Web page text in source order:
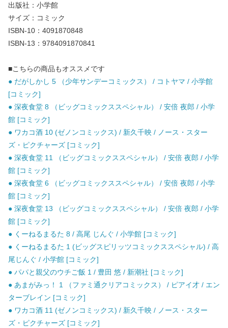
出版社：小学館
サイズ：コミック
ISBN-10：4091870848
ISBN-13：9784091870841
■こちらの商品もオススメです
● だがしかし 5 （少年サンデーコミックス） / コトヤマ / 小学館
[コミック]
● 深夜食堂 8 （ビッグコミックススペシャル） / 安倍 夜郎 / 小学
館 [コミック]
● ワカコ酒 10 (ゼノンコミックス) / 新久千映 / ノース・スター
ズ・ピクチャーズ [コミック]
● 深夜食堂 11 （ビッグコミックススペシャル） / 安倍 夜郎 / 小学
館 [コミック]
● 深夜食堂 6 （ビッグコミックススペシャル） / 安倍 夜郎 / 小学
館 [コミック]
● 深夜食堂 13 （ビッグコミックススペシャル） / 安倍 夜郎 / 小学
館 [コミック]
● くーねるまるた 8 / 高尾 じんぐ / 小学館 [コミック]
● くーねるまるた 1 (ビッグスピリッツコミックススペシャル) / 高
尾じんぐ / 小学館 [コミック]
● パパと親父のウチご飯 1 / 豊田 悠 / 新潮社 [コミック]
● あまがみっ！ 1 （ファミ通クリアコミックス） / ピアイ才 / エン
ターブレイン [コミック]
● ワカコ酒 11 (ゼノンコミックス) / 新久千映 / ノース・スター
ズ・ピクチャーズ [コミック]